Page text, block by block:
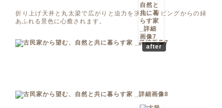
折り上げ天井と丸太梁で広がりと迫力を演出。リビングからの緑
あふれる景色に心癒されます。
after